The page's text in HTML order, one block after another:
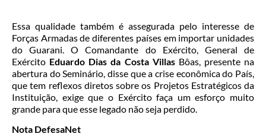
Essa qualidade também é assegurada pelo interesse de
Forças Armadas de diferentes países em importar unidades
do Guarani. O Comandante do Exército, General de
Exército Eduardo Dias da Costa VillasBôas, presente na
abertura do Seminário, disse que a crise econômica do País,
que tem reflexos diretos sobre os Projetos Estratégicos da
Instituição, exige que o Exército faça um esforço muito
grande para que esse legado não seja perdido.
Nota DefesaNet